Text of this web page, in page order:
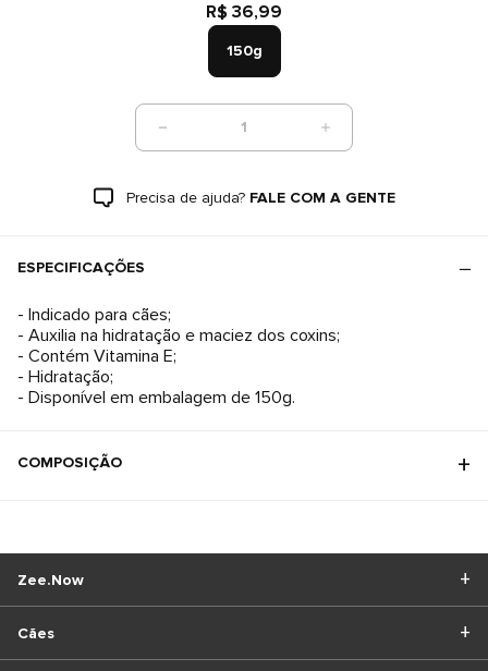
R$ 36,99
150g
1
Precisa de ajuda? FALE COM A GENTE
ESPECIFICAÇÕES
- Indicado para cães;
- Auxilia na hidratação e maciez dos coxins;
- Contém Vitamina E;
- Hidratação;
COMPOSIÇÃO
Cães
Zee.Now